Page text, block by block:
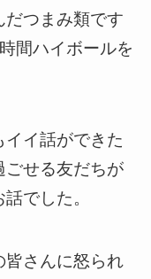
だつまみ類です
間ハイボールを
イイ話ができた
ごせる友だちが
でした。
皆さんに怒られ